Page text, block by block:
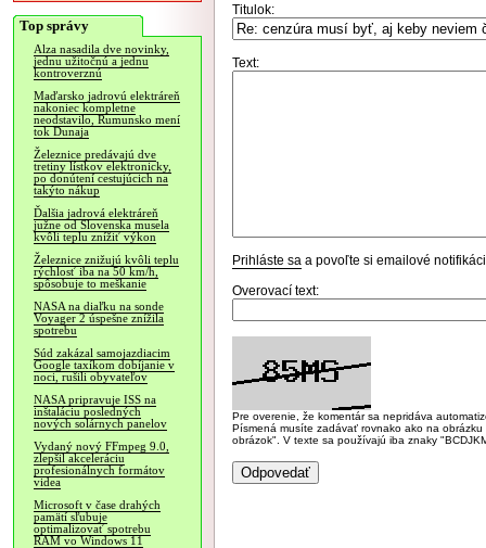
Top správy
Alza nasadila dve novinky,
jednu užitočnú a jednu
kontroverznú
Maďarsko jadrovú elektráreň
nakoniec kompletne
neodstavilo, Rumunsko mení
tok Dunaja
Železnice predávajú dve
tretiny lístkov elektronicky,
po donútení cestujúcich na
takýto nákup
Ďalšia jadrová elektráreň
južne od Slovenska musela
kvôli teplu znížiť výkon
Železnice znižujú kvôli teplu
rýchlosť iba na 50 km/h,
spôsobuje to meškanie
NASA na diaľku na sonde
Voyager 2 úspešne znížila
spotrebu
Súd zakázal samojazdiacim
Google taxíkom dobíjanie v
noci, rušili obyvateľov
NASA pripravuje ISS na
inštaláciu posledných
nových solárnych panelov
Vydaný nový FFmpeg 9.0,
zlepšil akceleráciu
profesionálnych formátov
videa
Microsoft v čase drahých
pamätí sľubuje
optimalizovať spotrebu
RAM vo Windows 11
Titulok:
Text:
Prihláste sa a povoľte si emailové
Overovací text:
Pre overenie, že komentár sa nepridáva
Písmená musíte zadávať rovnako ako na
obrázok". V texte sa používajú iba znaky